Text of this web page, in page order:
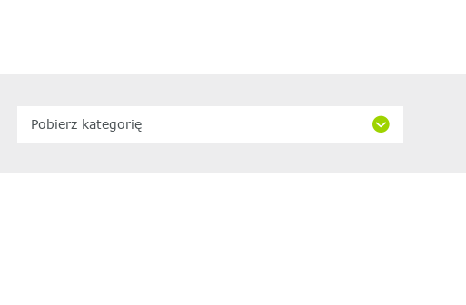
Pobierz kategorię